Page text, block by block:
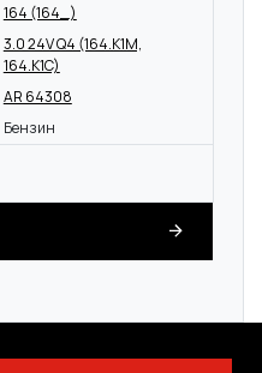
164 (164_)
3.0 24V Q4 (164.K1M,
164.K1C)
AR 64308
Бензин